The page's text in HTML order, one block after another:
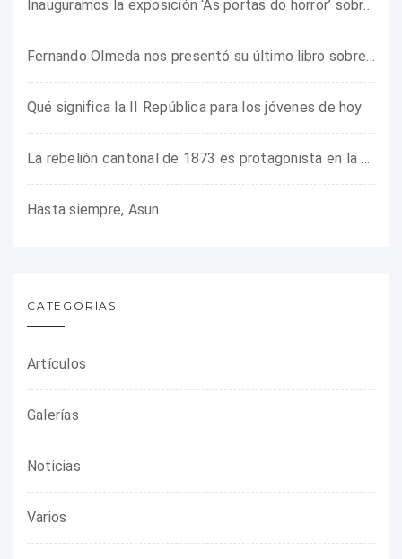
Inauguramos la exposición ‘As portas do horror’ sobre el campo de concentración franquista de Camposancos
Fernando Olmeda nos presentó su último libro sobre la fotógrafa Gerda Taro
Qué significa la II República para los jóvenes de hoy
La rebelión cantonal de 1873 es protagonista en la ARMHADH
Hasta siempre, Asun
CATEGORÍAS
Artículos
Galerías
Noticias
Varios